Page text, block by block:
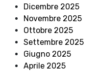
Dicembre 2025
Novembre 2025
Ottobre 2025
Settembre 2025
Giugno 2025
Aprile 2025